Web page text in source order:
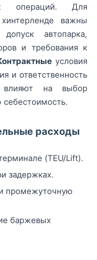
операций. Для
важны
автопарка,
и требования к
условия
и ответственность
влияют на выбор
себестоимость.
расходы
(TEU/Lift).
задержках.
промежуточную
баржевых